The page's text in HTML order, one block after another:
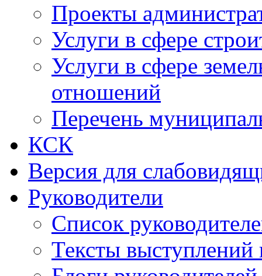
Проекты
Услуги в сфере
Услуги в сфере
отношений
Перечень
КСК
Версия для
Руководители
Список
Тексты выступлений